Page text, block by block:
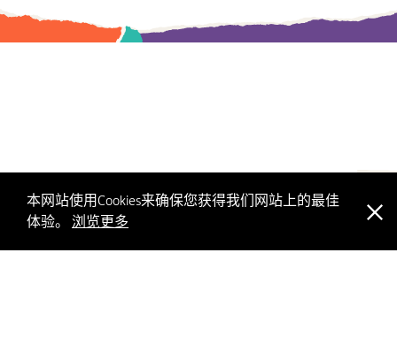
本网站使用Cookies来确保您获得我们网站上的最佳
体验。 浏览更多